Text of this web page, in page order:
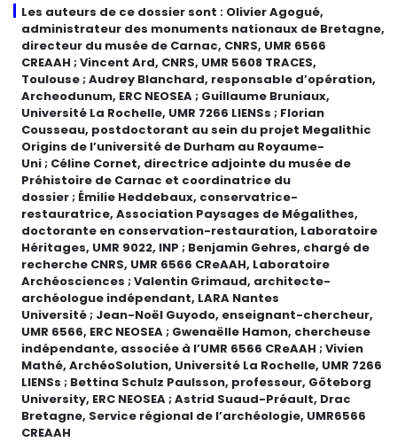
Les auteurs de ce dossier sont : Olivier Agogué,
administrateur des monuments nationaux de Bretagne,
directeur du musée de Carnac, CNRS, UMR 6566
CREAAH ; Vincent Ard, CNRS, UMR 5608 TRACES,
Toulouse ; Audrey Blanchard, responsable d’opération,
Archeodunum, ERC NEOSEA ; Guillaume Bruniaux,
Université La Rochelle, UMR 7266 LIENSs ; Florian
Cousseau, postdoctorant au sein du projet Megalithic
Origins de l’université de Durham au Royaume-
Uni ; Céline Cornet, directrice adjointe du musée de
Préhistoire de Carnac et coordinatrice du
dossier ; Émilie Heddebaux, conservatrice-
restauratrice, Association Paysages de Mégalithes,
doctorante en conservation-restauration, Laboratoire
Héritages, UMR 9022, INP ; Benjamin Gehres, chargé de
recherche CNRS, UMR 6566 CReAAH, Laboratoire
Archéosciences ; Valentin Grimaud, architecte-
archéologue indépendant, LARA Nantes
Université ; Jean-Noël Guyodo, enseignant-chercheur,
UMR 6566, ERC NEOSEA ; Gwenaëlle Hamon, chercheuse
indépendante, associée à l’UMR 6566 CReAAH ; Vivien
Mathé, ArchéoSolution, Université La Rochelle, UMR 7266
LIENSs ; Bettina Schulz Paulsson, professeur, Göteborg
University, ERC NEOSEA ; Astrid Suaud-Préault, Drac
Bretagne, Service régional de l’archéologie, UMR6566
CREAAH